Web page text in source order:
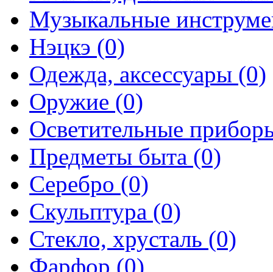
Музыкальные
Нэцкэ (0)
Одежда, аксессуары (0)
Оружие (0)
Осветительные
Предметы быта (0)
Серебро (0)
Скульптура (0)
Стекло, хрусталь (0)
Фарфор (0)